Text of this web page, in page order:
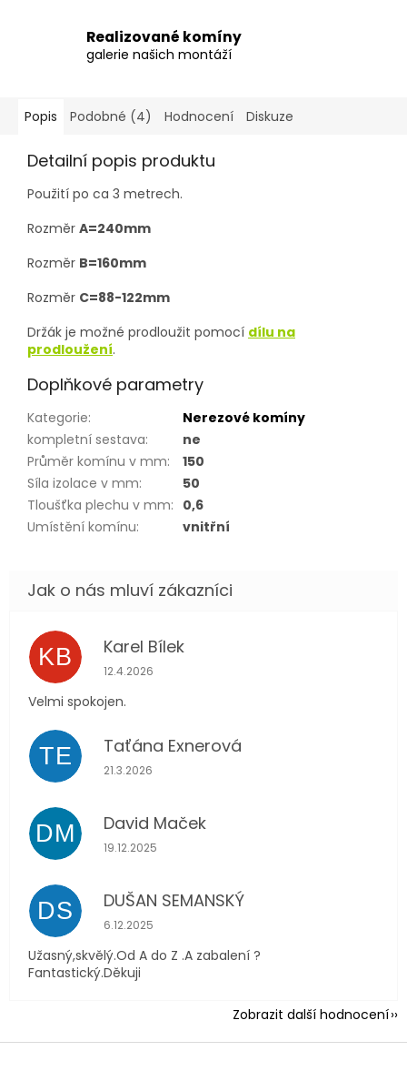
Realizované komíny
galerie našich montáží
Popis Podobné (4) Hodnocení Diskuze
Detailní popis produktu
Použití po ca 3 metrech.
Rozměr A=240mm
Rozměr B=160mm
Rozměr C=88-122mm
Držák je možné prodloužit pomocí dílu na
prodloužení.
Doplňkové parametry
Kategorie:
Nerezové komíny
kompletní sestava:
ne
Průměr komínu v mm:
150
Síla izolace v mm:
50
Tloušťka plechu v mm: 0,6
Umístění komínu: vnitřní
KB Karel Bílek
Hodnocení obchodu je 5 z 5 hvězdiček.
12.4.2026
Velmi spokojen.
TE Taťána Exnerová
Hodnocení obchodu je 5 z 5 hvězdiček.
21.3.2026
DM David Maček
Hodnocení obchodu je 5 z 5 hvězdiček.
19.12.2025
DS DUŠAN SEMANSKÝ
Hodnocení obchodu je 5 z 5 hvězdiček.
6.12.2025
Užasný,skvělý.Od A do Z .A zabalení ?
Fantastický.Děkuji
Zobrazit další hodnocení
Z